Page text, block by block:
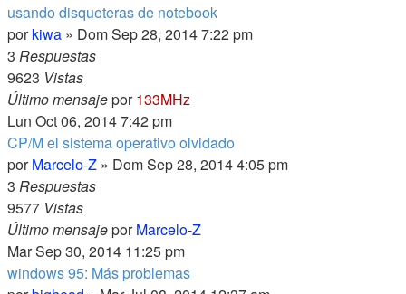
usando disqueteras de notebook
porkiwa » Dom Sep 28, 2014 7:22 pm
3 Respuestas
9623 Vistas
Último mensajepor133MHz
Lun Oct 06, 2014 7:42 pm
CP/M el sistema operativo olvidado
porMarcelo-Z » Dom Sep 28, 2014 4:05 pm
3 Respuestas
9577 Vistas
Último mensajeporMarcelo-Z
Mar Sep 30, 2014 11:25 pm
windows 95: Más problemas